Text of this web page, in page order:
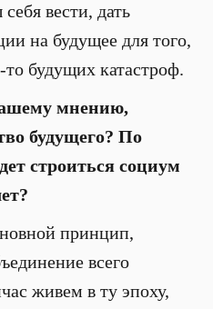
вести, дать
на будущее для того,
будущих катастроф.
мнению,
будущего? По
строиться социум
принцип,
всего
живем в ту эпоху,